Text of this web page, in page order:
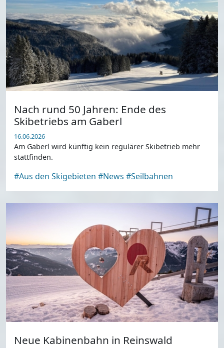
Nach rund 50 Jahren: Ende des
Skibetriebs am Gaberl
16.06.2026
Am Gaberl wird künftig kein regulärer Skibetrieb mehr
stattfinden.
#Aus den Skigebieten #News #Seilbahnen
Neue Kabinenbahn in Reinswald